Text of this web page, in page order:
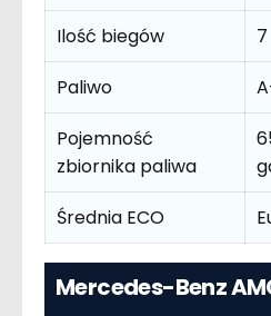
Ilość biegów
7
Paliwo
Pojemność
zbiornika paliwa
Średnia ECO
Mercedes-Benz